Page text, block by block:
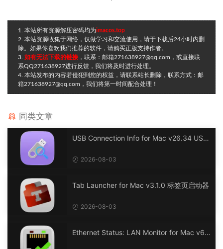
1. 本站所有资源解压密码均为imacos.top
2. 本站资源收集于网络，仅做学习和交流使用，请于下载后24小时内删
除。如果你喜欢我们推荐的软件，请购买正版支持作者。
3. 如有无法下载的链接 ，联系：邮箱271638927@qq.com，或直接联
系QQ271638927进行反馈，我们将及时进行处理。
4. 本站发布的内容若侵犯到您的权益，请联系站长删除，联系方式：邮
箱271638927@qq.com，我们将第一时间配合处理！
同类文章
USB Connection Info for Mac v26.34 USB
2026-08-03
Tab Launcher for Mac v3.1.0 标签页启动器
2026-08-03
Ethernet Status: LAN Monitor for Mac v6.